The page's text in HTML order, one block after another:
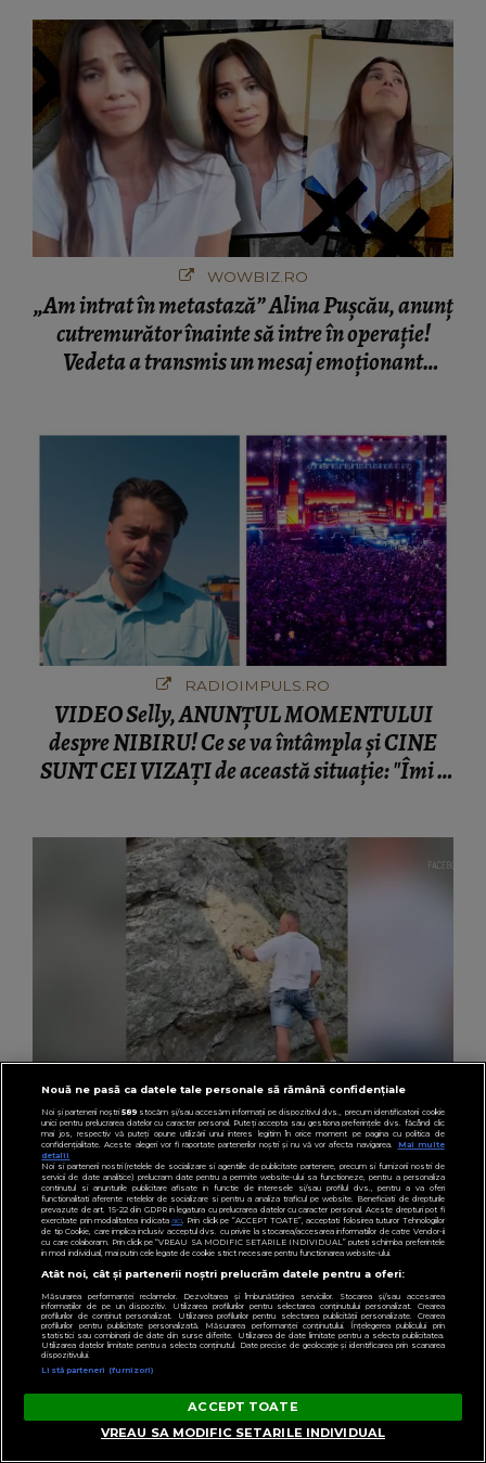
WOWBIZ.RO
„Am intrat în metastază” Alina Pușcău, anunț
cutremurător înainte să intre în operație!
Vedeta a transmis un mesaj emoționant
RADIOIMPULS.RO
VIDEO Selly, ANUNȚUL MOMENTULUI
despre NIBIRU! Ce se va întâmpla și CINE
SUNT CEI VIZAȚI de această situație: "Îmi e
KANALD2.RO
VIDEO Un gest aparent romantic a stârnit
indignare și a declanșat o anchetă penală pe
Transfăgărășan
PENTRU TINE
Nouă ne pasă ca datele tale personale să rămână confidențiale
Noi și partenerii noștri589stocăm și/sau accesăm informații pe dispozitivul dvs., precum identificatorii cookie
unici pentru prelucrarea datelor cu caracter personal. Puteți accepta sau gestiona preferințele dvs. făcând clic
mai jos, respectiv vă puteți opune utilizării unui interes legitim în orice moment pe pagina cu politica de
confidențialitate. Aceste alegeri vor fi raportate partenerilor noștri și nu vă vor afecta navigarea.
Mai multe
detalii
Noi si partenerii nostri (retelele de socializare si agentiile de publicitate partenere, precum si furnizorii nostri de
servicii de date analitice) prelucram date pentru a permite website-ului sa functioneze, pentru a personaliza
continutul si anunturile publicitare afisate in functie de interesele si/sau profilul dvs., pentru a va oferi
functionalitati aferente retelelor de socializare si pentru a analiza traficul pe website. Beneficiati de drepturile
prevazute de art. 15-22 din GDPR in legatura cu prelucrarea datelor cu caracter personal. Aceste drepturi pot fi
exercitate prin modalitatea indicataaici. Prin click pe “ACCEPT TOATE”, acceptati folosirea tuturor Tehnologiilor
de tip Cookie, care implica inclusiv acceptul dvs. cu privire la stocarea/accesarea informatiilor de catre Vendor-ii
cu care colaboram. Prin click pe “VREAU SA MODIFIC SETARILE INDIVIDUAL” puteti schimba preferintele
in mod individual, mai putin cele legate de cookie strict necesare pentru functionarea website-ului.
Atât noi, cât și partenerii noștri prelucrăm datele pentru a oferi:
Măsurarea performanței reclamelor. Dezvoltarea și îmbunătățirea serviciilor. Stocarea și/sau accesarea
informațiilor de pe un dispozitiv. Utilizarea profilurilor pentru selectarea conținutului personalizat. Crearea
profilurilor de conținut personalizat. Utilizarea profilurilor pentru selectarea publicității personalizate. Crearea
profilurilor pentru publicitate personalizată. Măsurarea performanței conținutului. Înțelegerea publicului prin
statistici sau combinații de date din surse diferite. Utilizarea de date limitate pentru a selecta publicitatea.
Utilizarea datelor limitate pentru a selecta conținutul. Date precise de geolocație și identificarea prin scanarea
dispozitivului.
Listă parteneri (furnizori)
ACCEPT TOATE
VREAU SA MODIFIC SETARILE INDIVIDUAL